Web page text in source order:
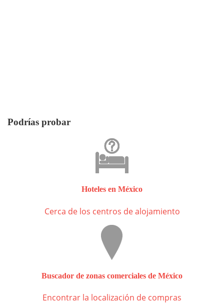
Podrías probar
Hoteles en México
Cerca de los centros de alojamiento
Buscador de zonas comerciales de México
Encontrar la localización de compras